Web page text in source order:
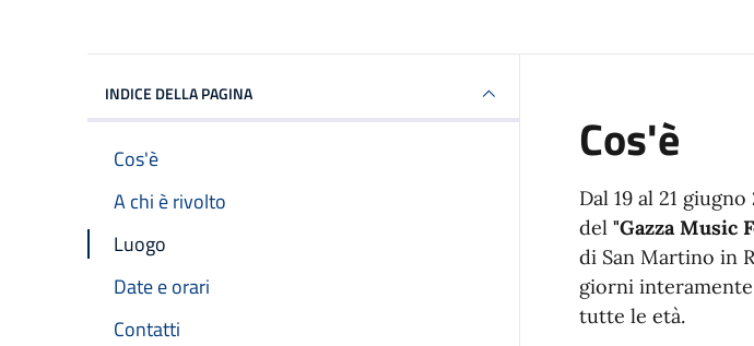
INDICE DELLA PAGINA
Cos'è
A chi è rivolto
Luogo
Date e orari
Contatti
Cos'è
Dal 19 al 21
del "Gazza Music
di San Martino in
giorni
tutte le età.